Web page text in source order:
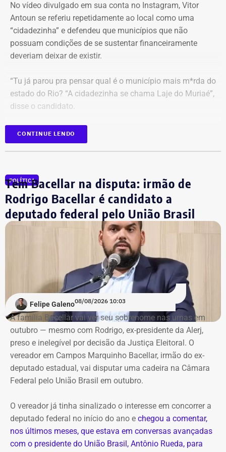
Além de rejeitar o recurso da defesa de Carracena, o
ministro do STF votou por negar pedidos de outros
investigados na Operação Anomalia. O ministro defendeu
que se mantenham as prisões do policial militar Flávio
Gonçalves, ex-assessor parlamentar, continue detido em
uma penitenciária federal.
Ainda participarão do julgamento os ministros Flávio
Dino, Cármen Lúcia e Cristiano Zanin.
“Amado Mundo”.
No vídeo divulgado em sua conta no Instagram, Vitor
Antoun se referiu repetidamente ao local como uma
“cidadezinha” e defendeu que municípios que não
possuam condições de se sustentar financeiramente
deveriam deixar de existir.
“Tu já parou pra pensar qual é o município mais m*rda do
estado do Rio? “A cidadezinha se chama Laje do Muriaé”,
disse o candidato.
Proposta prevê fundir municípios que
‘recebem mais recursos do que
repassam’
No vídeo, o político e advogado carioca também afirma
que 67% da população de Laje do Muriaé seria formada
por “miseráveis”, e que a economia local dependeria
basicamente da prefeitura, citando ainda a baixa geração
de empregos e que “zero por cento da cidade tem
O jurista — que afirma ser o “candidato do presidente
Renan Santos — que vai disputar o posto de Presidente
da Repúblicanas eleições de 2026 — no Rio —, também
afirma que tentou descobrir quanto recebe o prefeito, mas
não conseguiu porque o Portal da Transparência estava
fora do ar.
Oficialmente, o município integra o Noroeste Fluminense
e tinha população estimada em 7.584 habitantes até o
R$ 28.435,51 em 2023. Em 2024, a prefeitura
contabilizou R$ 97,4 milhões em receitas brutas.
CONTINUE LENDO
POLÍTICA
Tem Bacellar na disputa: irmão de
Rodrigo Bacellar é candidato a
deputado federal pelo União Brasil
Felipe Galeno08/08/2026 10:03
A família Bacellar vai ver seu sobrenome nas urnas em
outubro — mesmo com Rodrigo, ex-presidente da Alerj,
preso e inelegível por decisão da Justiça Eleitoral. O
vereador em Campos Marquinho Bacellar, irmão do ex-
deputado estadual, vai disputar uma cadeira na Câmara
Federal pelo União Brasil em outubro.
O vereador já tinha sinalizado o interesse em concorrer a
deputado federal no início do ano e chegou a comentar,
nos últimos meses, que estava em conversas avançadas
com o presidente do União Brasil, Antônio Rueda, para